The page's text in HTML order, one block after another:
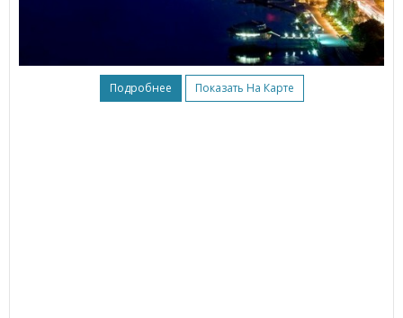
Подробнее Показать На Карте